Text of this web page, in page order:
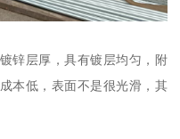
锌层厚，具有镀层均匀，附
本低，表面不是很光滑，其